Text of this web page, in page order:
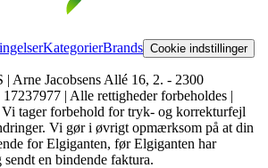
KategorierBrands Cookie indstillinger
Arne Jacobsens Allé 16, 2. - 2300
| Alle rettigheder forbeholdes |
tager forbehold for tryk- og korrekturfejl
Vi gør i øvrigt opmærksom på at din
for Elgiganten, før Elgiganten har
en bindende faktura.